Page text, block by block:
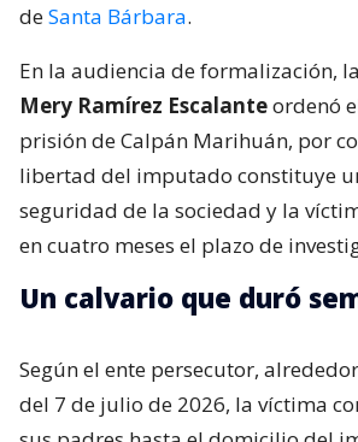
deSanta Bárbara.
En la audiencia de formalización,
Mery Ramírez Escalanteordenó
prisión de Calpán Marihuán, por
libertad del imputado constituye
seguridad de la sociedad y la
en cuatro meses el plazo de
Un calvario que duró
Según el ente persecutor,
del 7 de julio de 2026, la víctima